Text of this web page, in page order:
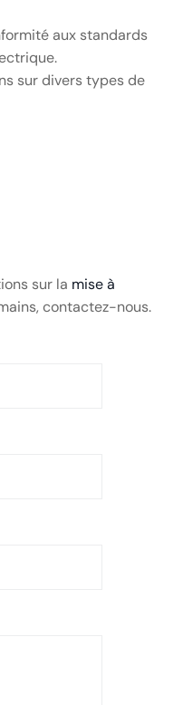
aux standards
sur divers types de
sur la mise à
contactez-nous.